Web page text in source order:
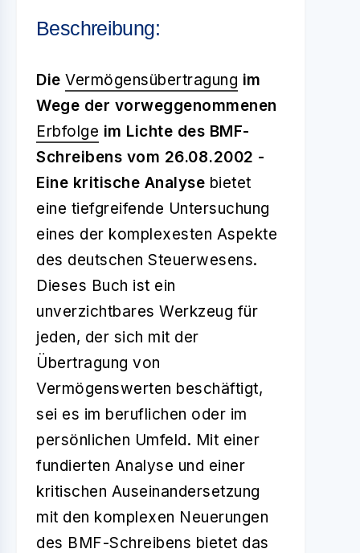
Beschreibung:
Die Vermögensübertragung im
Wege der vorweggenommenen
Erbfolge im Lichte des BMF-
Schreibens vom 26.08.2002 -
Eine kritische Analyse bietet
eine tiefgreifende Untersuchung
eines der komplexesten Aspekte
des deutschen Steuerwesens.
Dieses Buch ist ein
unverzichtbares Werkzeug für
jeden, der sich mit der
Übertragung von
Vermögenswerten beschäftigt,
sei es im beruflichen oder im
persönlichen Umfeld. Mit einer
fundierten Analyse und einer
kritischen Auseinandersetzung
mit den komplexen Neuerungen
des BMF-Schreibens bietet das